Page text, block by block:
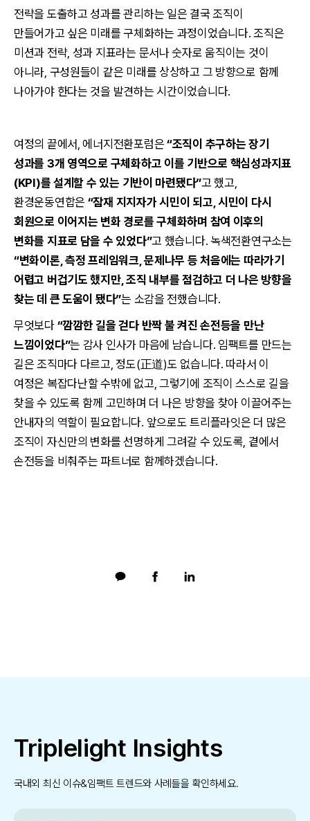
전략을 도출하고 성과를 관리하는 일은 결국 조직이
만들어가고 싶은 미래를 구체화하는 과정이었습니다. 조직은
미션과 전략, 성과 지표라는 문서나 숫자로 움직이는 것이
아니라, 구성원들이 같은 미래를 상상하고 그 방향으로 함께
나아가야 한다는 것을 발견하는 시간이었습니다.
여정의 끝에서, 에너지전환포럼은 “조직이 추구하는 장기
성과를 3개 영역으로 구체화하고 이를 기반으로 핵심성과지표
(KPI)를 설계할 수 있는 기반이 마련됐다”고 했고,
환경운동연합은 “잠재 지지자가 시민이 되고, 시민이 다시
회원으로 이어지는 변화 경로를 구체화하며 참여 이후의
변화를 지표로 담을 수 있었다”고 했습니다. 녹색전환연구소는
“변화이론, 측정 프레임워크, 문제나무 등 처음에는 따라가기
어렵고 버겁기도 했지만, 조직 내부를 점검하고 더 나은 방향을
찾는 데 큰 도움이 됐다”는 소감을 전했습니다.
무엇보다 “깜깜한 길을 걷다 반짝 불 켜진 손전등을 만난
느낌이었다”는 감사 인사가 마음에 남습니다. 임팩트를 만드는
길은 조직마다 다르고, 정도(正道)도 없습니다. 따라서 이
여정은 복잡다난할 수밖에 없고, 그렇기에 조직이 스스로 길을
찾을 수 있도록 함께 고민하며 더 나은 방향을 찾아 이끌어주는
안내자의 역할이 필요합니다. 앞으로도 트리플라잇은 더 많은
조직이 자신만의 변화를 선명하게 그려갈 수 있도록, 곁에서
손전등을 비춰주는 파트너로 함께하겠습니다.
Triplelight Insights
국내외 최신 이슈&임팩트 트렌드와 사례들을 확인하세요.